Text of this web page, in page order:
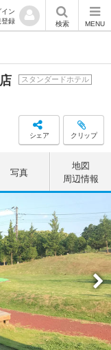
イン
登録
検索 MENU
スタンダードホテル
シェア クリップ
写真
地図
周辺情報